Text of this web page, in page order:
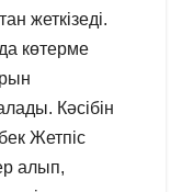
жеткізеді.
көтерме
Кәсібін
Жетпіс
алып,